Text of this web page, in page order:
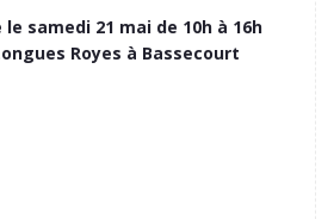
samedi 21 mai de 10h à 16h
Royes à Bassecourt